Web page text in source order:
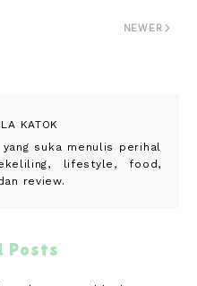
NEWER
KATOK
yang suka menulis perihal
lifestyle, food,
review.
Posts